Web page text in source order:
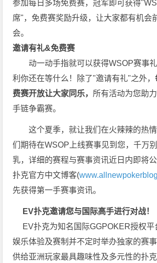
参加每日多场免费赛，冠军即可获得
席"， 免费赛奖励升级，让大家都有机会
会。
邀请有礼&免费赛
动一动手指就可以获得WSOP赛事
利你还在等什么！除了"邀请有礼"之外，
费赛开放让大家同乐， 所有活动为您助
手链争霸赛。
这个夏季，就让我们在火辣辣的热
们期待在WSOP上线赛事见到您，千万
乳，详细的赛程与赛事资讯近日内即将
扑克官方中文博客(
先获得第一手赛事资讯。
EV扑克邀请您与国际高手进行对战！
EV扑克为知名国际GGPOKER授权平
娱乐体验及赛制并不定时举办独家的赛
供给亚洲玩家最具趣味性及多元性的扑